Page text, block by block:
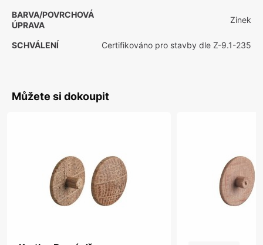
BARVA/POVRCHOVÁ
ÚPRAVA
Zinek
SCHVÁLENÍ Certifikováno pro stavby dle Z-9.1-235
Můžete si dokoupit